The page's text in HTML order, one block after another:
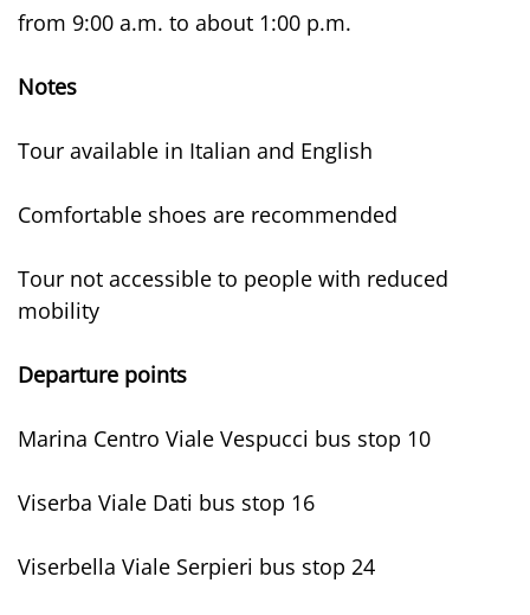
from 9:00 a.m. to about 1:00 p.m.
Notes
Tour available in Italian and English
Comfortable shoes are recommended
Tour not accessible to people with reduced
mobility
Departure points
Marina Centro Viale Vespucci bus stop 10
Viserba Viale Dati bus stop 16
Viserbella Viale Serpieri bus stop 24